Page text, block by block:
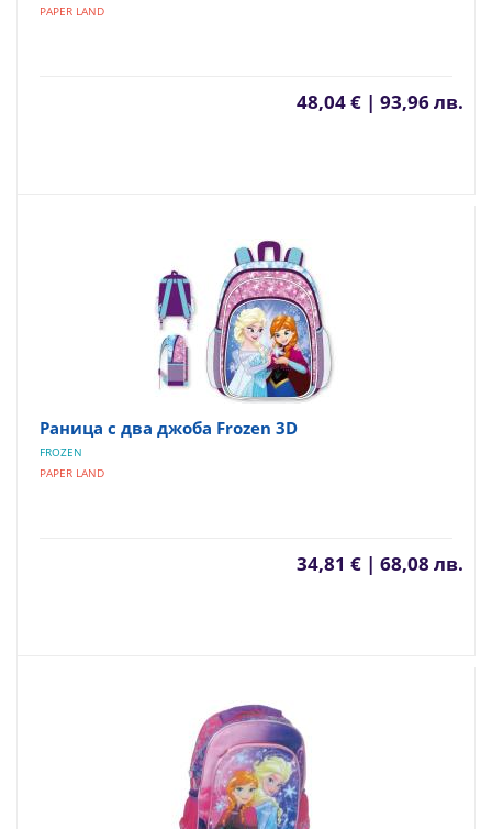
PAPER LAND
48,04 € | 93,96 лв.
Раница с два джоба Frozen 3D
FROZEN
PAPER LAND
34,81 € | 68,08 лв.